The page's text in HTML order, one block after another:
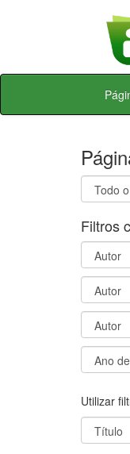
Skip
Filtros
Utilizar